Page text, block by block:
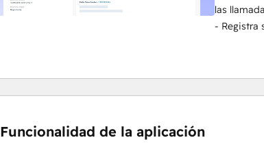
las
- Registra
Funcionalidad de la aplicación